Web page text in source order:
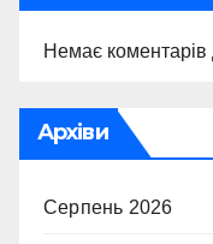
Немає коментарів
Архіви
Серпень 2026